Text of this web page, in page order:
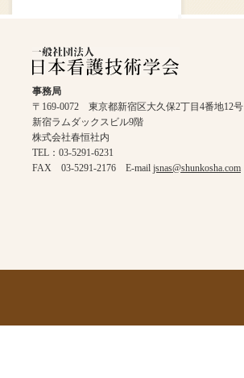
事務局
〒169-0072 東京都新宿区大久保2丁目4番地12号
新宿ラムダックスビル9階
株式会社春恒社内
TEL：03-5291-6231
FAX 03-5291-2176 E-mail jsnas@shunkosha.com